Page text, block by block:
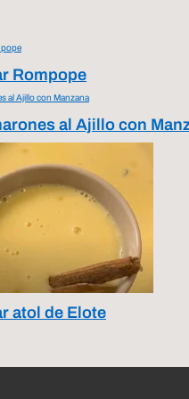
Rompope
al Ajillo con
atol de Elote